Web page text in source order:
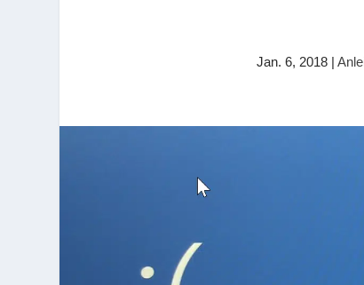
Jan. 6, 2018 |